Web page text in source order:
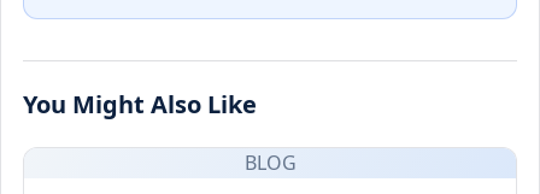
You Might Also Like
BLOG